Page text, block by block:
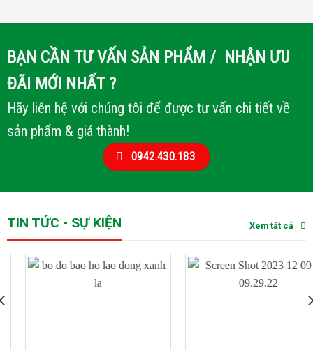
BẠN CẦN TƯ VẤN SẢN PHẨM / NHẬN ƯU
ĐÃI MỚI NHẤT ?
Hãy liên hệ với chúng tôi để được tư vấn chi tiết về
sản phẩm & giá thành!
0942.430.183
TIN TỨC - SỰ KIỆN Xem tất cả